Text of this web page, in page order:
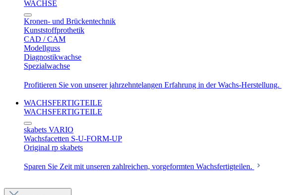
WACHSE
Kronen- und Brückentechnik
Kunststoffprothetik
CAD / CAM
Modellguss
Diagnostikwachse
Spezialwachse
Profitieren Sie von unserer jahrzehntelangen Erfahrung in der Wachs-Herstellung.
WACHSFERTIGTEILE
WACHSFERTIGTEILE
skabets VARIO
Wachsfacetten S-U-FORM-UP
Original rp skabets
Sparen Sie Zeit mit unseren zahlreichen, vorgeformten Wachsfertigteilen.